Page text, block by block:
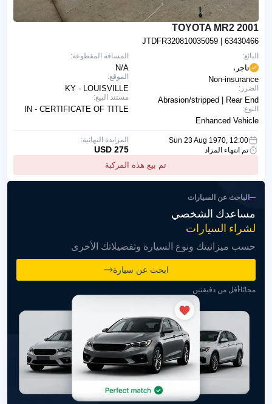
2001 TOYOTA MR2
JTDFR320810035059 | 63430466
المسافة المقطوعة:
N/A
الموقع:
KY - LOUISVILLE
مستند البيع:
IN - CERTIFICATE OF TITLE
البائع:
تاجر،
Non-insurance
الضرر:
Abrasion/stripped | Rear End
النوع:
Enhanced Vehicle
Sun 23 Aug 1970, 12:00
تم انتهاء المزاد
تم بيع هذه المركبة
المزايدة النهائية:
275 USD
الباحث عن السيارات
مساعدك الشخصي
لشراء السيارات
حسب ميزانيتك ونوع السيارة وتفضيلاتك الأخرى
ابحث عن سيارة
مجانًا أقل من دقيقتين